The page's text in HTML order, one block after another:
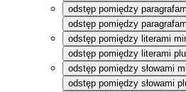
odstęp pomiędzy
odstęp pomiędzy
odstęp pomiędzy literami
odstęp pomiędzy literami
odstęp pomiędzy słowami
odstęp pomiędzy słowami